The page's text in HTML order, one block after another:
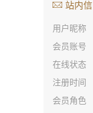
站内信
用户昵称
会员账号
在线状态
注册时间
会员角色